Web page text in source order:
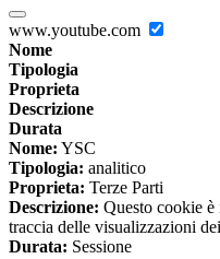
www.youtube.com
Nome
Tipologia
Proprieta
Descrizione
Durata
Nome: YSC
Tipologia: analitico
Proprieta: Terze Parti
Descrizione: Questo cookie è
traccia delle visualizzazioni
Durata: Sessione